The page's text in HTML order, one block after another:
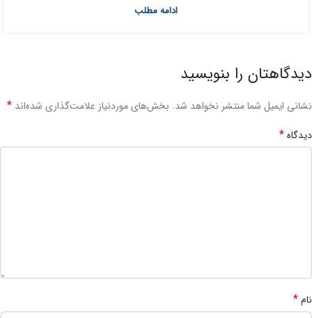
ادامه مطلب
دیدگاهتان را بنویسید
نشانی ایمیل شما منتشر نخواهد شد. بخش‌های موردنیاز علامت‌گذاری شده‌اند *
دیدگاه*
نام*